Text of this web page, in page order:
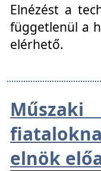
Elnézést a
függetlenül a
elérhető.
elnök